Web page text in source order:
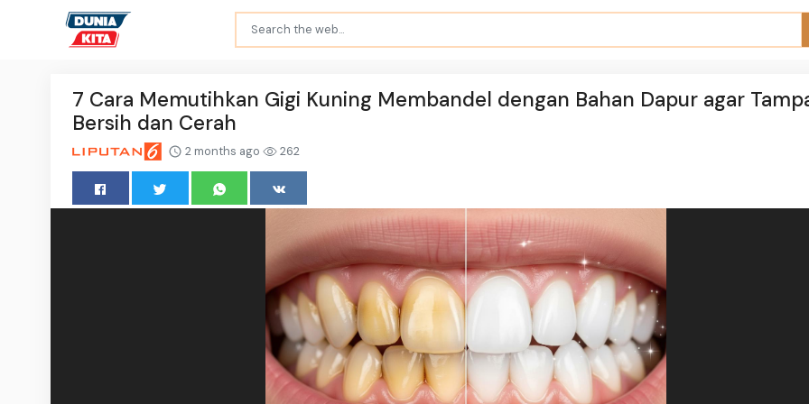
7 Cara Memutihkan Gigi Kuning Membandel dengan Bahan Dapur agar
Bersih dan Cerah
2 months ago 262